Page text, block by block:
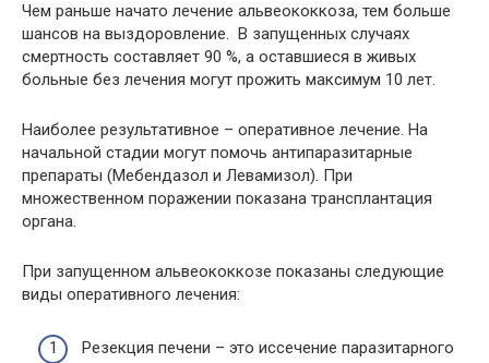
Чем раньше начато лечение альвеококкоза, тем больше
шансов на выздоровление. В запущенных случаях
смертность составляет 90 %, а оставшиеся в живых
больные без лечения могут прожить максимум 10 лет.
Наиболее результативное – оперативное лечение. На
начальной стадии могут помочь антипаразитарные
препараты (Мебендазол и Левамизол). При
множественном поражении показана трансплантация
органа.
При запущенном альвеококкозе показаны следующие
виды оперативного лечения:
Резекция печени – это иссечение паразитарного